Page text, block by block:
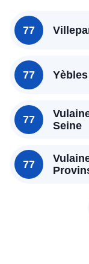
77
77 Yèbles
77
Seine
77